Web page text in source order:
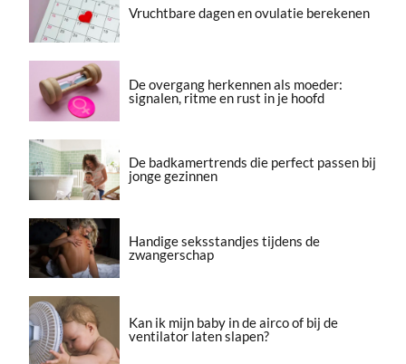
Vruchtbare dagen en ovulatie berekenen
De overgang herkennen als moeder:
signalen, ritme en rust in je hoofd
De badkamertrends die perfect passen bij
jonge gezinnen
Handige seksstandjes tijdens de
zwangerschap
Kan ik mijn baby in de airco of bij de
ventilator laten slapen?